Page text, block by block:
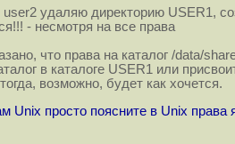
удаляю директорию USER1,
- несмотря на все права
что права на каталог /data/
в каталоге USER1 или
возможно, будет как хочется.
Unix просто поясните в Unix права